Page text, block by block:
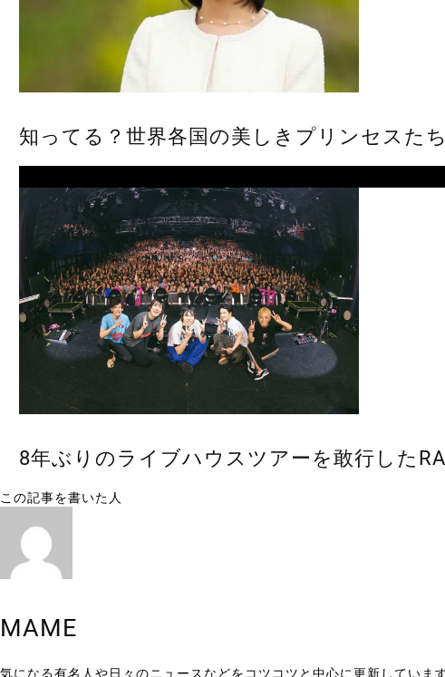
知ってる？世界各国の美しきプリンセスた
8年ぶりのライブハウスツアーを敢行した
この記事を書いた人
MAME
気になる有名人や日々のニュースなどをコツコツと中心に更新していま